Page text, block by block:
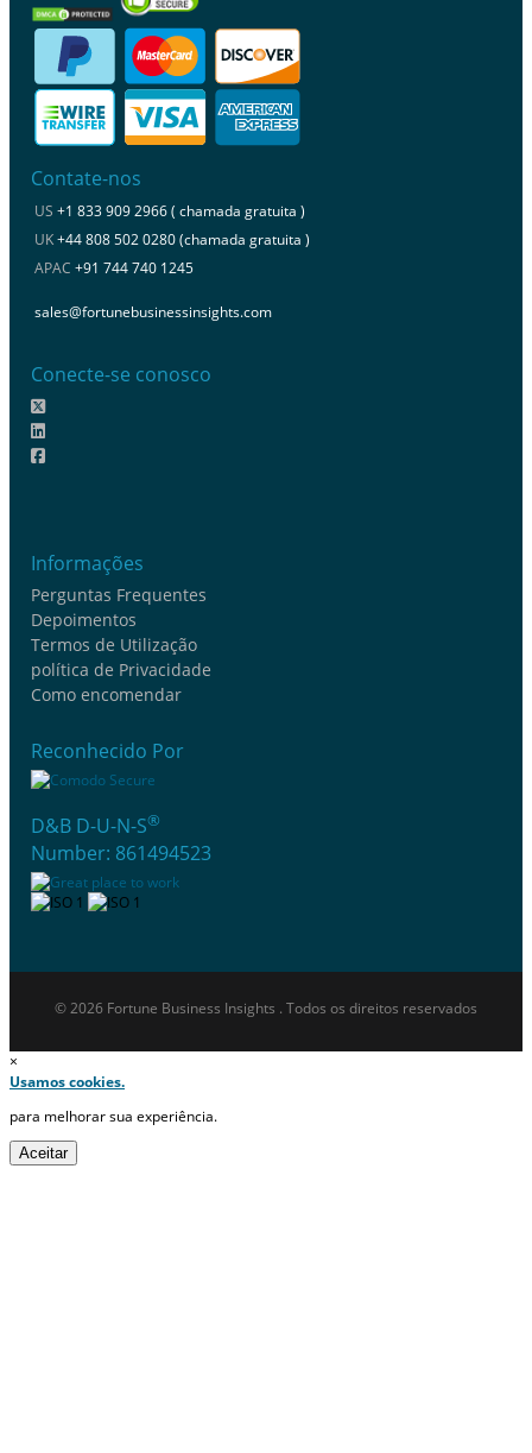
Contate-nos
US +1 833 909 2966 ( chamada gratuita )
UK+44 808 502 0280 (chamada gratuita )
APAC +91 744 740 1245
sales@fortunebusinessinsights.com
Conecte-se conosco
Informações
Perguntas Frequentes
Depoimentos
Termos de Utilização
política de Privacidade
Como encomendar
Reconhecido Por
D&B D-U-N-S®
Number: 861494523
© 2026 Fortune Business Insights . Todos os direitos reservados
×
Usamos cookies.
para melhorar sua experiência.
Aceitar